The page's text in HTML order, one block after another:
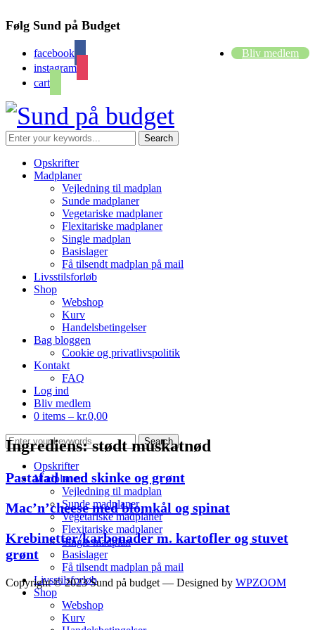
Følg Sund på Budget
facebook
instagram
cart
Bliv medlem
Opskrifter
Madplaner
Vejledning til madplan
Sunde madplaner
Vegetariske madplaner
Flexitariske madplaner
Single madplan
Basislager
Få tilsendt madplan på mail
Livsstilsforløb
Shop
Webshop
Kurv
Handelsbetingelser
Bag bloggen
Cookie og privatlivspolitik
Kontakt
FAQ
Log ind
Bliv medlem
0 items – kr.0,00
Opskrifter
Madplaner
Vejledning til madplan
Sunde madplaner
Vegetariske madplaner
Flexitariske madplaner
Single madplan
Basislager
Få tilsendt madplan på mail
Livsstilsforløb
Shop
Webshop
Kurv
Ingrediens:stødt muskatnød
Pastafad med skinke og grønt
Mac’n’cheese med blomkål og spinat
Krebinetter/karbonader m. kartofler og stuvet
grønt
Copyright © 2023 Sund på budget — Designed by WPZOOM